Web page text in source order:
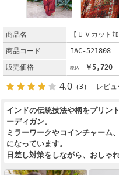
商品名
【ＵＶカット
商品コード
IAC-521808
販売価格
￥5,720
4.0 （3） レビュ
インドの伝統技法や柄をプリン
ーディガン。
ミラーワークやコインチャーム
になっています。
日差し対策をしながら、おしゃ